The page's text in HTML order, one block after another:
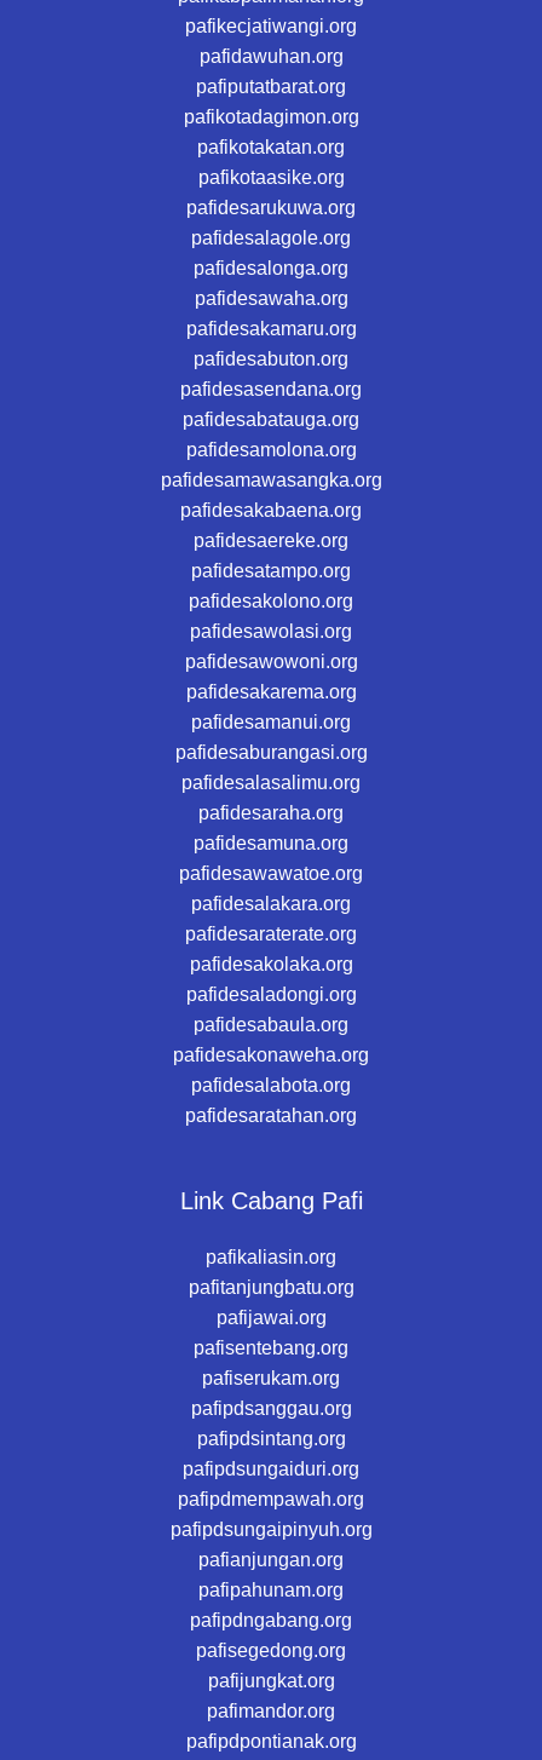
pafikecjatiwangi.org
pafidawuhan.org
pafiputatbarat.org
pafikotadagimon.org
pafikotakatan.org
pafikotaasike.org
pafidesarukuwa.org
pafidesalagole.org
pafidesalonga.org
pafidesawaha.org
pafidesakamaru.org
pafidesabuton.org
pafidesasendana.org
pafidesabatauga.org
pafidesamolona.org
pafidesamawasangka.org
pafidesakabaena.org
pafidesaereke.org
pafidesatampo.org
pafidesakolono.org
pafidesawolasi.org
pafidesawowoni.org
pafidesakarema.org
pafidesamanui.org
pafidesaburangasi.org
pafidesalasalimu.org
pafidesaraha.org
pafidesamuna.org
pafidesawawatoe.org
pafidesalakara.org
pafidesaraterate.org
pafidesakolaka.org
pafidesaladongi.org
pafidesabaula.org
pafidesakonaweha.org
pafidesalabota.org
pafidesaratahan.org
Link Cabang Pafi
pafikaliasin.org
pafitanjungbatu.org
pafijawai.org
pafisentebang.org
pafiserukam.org
pafipdsanggau.org
pafipdsintang.org
pafipdsungaiduri.org
pafipdmempawah.org
pafipdsungaipinyuh.org
pafianjungan.org
pafipahunam.org
pafipdngabang.org
pafisegedong.org
pafijungkat.org
pafimandor.org
pafipdpontianak.org